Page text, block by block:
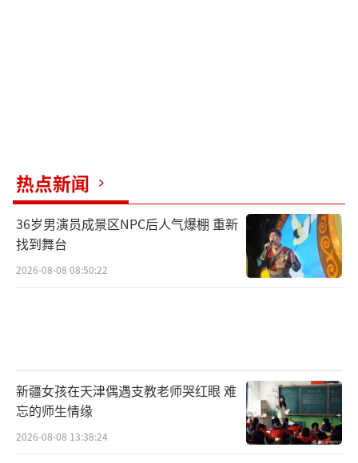
然市场并未出现系统性金融危机迹象，但风格
切换已经明确展开，短期内波动风险仍需警
惕。（责任编辑：0882）
热点新闻
36岁男演员成景区NPC后人气爆棚 重新
找到舞台
2026-08-08 08:50:22
新疆女孩在天津偶遇支教老师哭红眼 难
忘的师生情缘
2026-08-08 13:38:24